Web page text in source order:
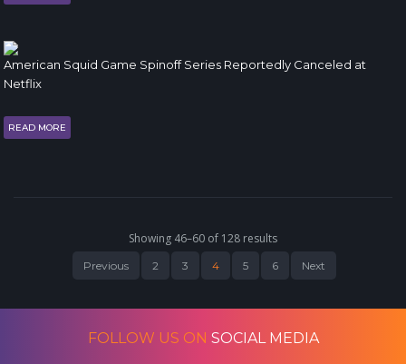
American Squid Game Spinoff Series Reportedly Canceled at
Netflix
READ MORE
Showing 46–60 of 128 results
Previous 2 3 4 5 6 Next
FOLLOW US ON SOCIAL MEDIA